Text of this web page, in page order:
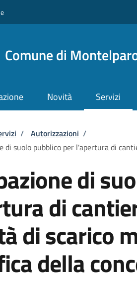
Comune di
Novità Servizi
di pane
/ Autorizzazioni /
di suolo pubblico per l'apertura di
di
di
di scarico
della